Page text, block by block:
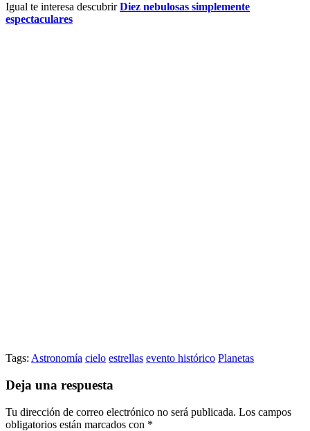
Igual te interesa descubrirDiez nebulosas simplemente
espectaculares
Tags: Astronomía cielo estrellas evento histórico Planetas
Deja una respuesta
Tu dirección de correo electrónico no será publicada. Los campos
obligatorios están marcados con *